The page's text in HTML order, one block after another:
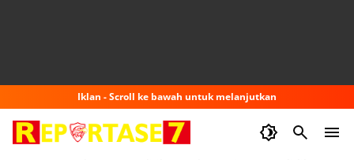
Iklan - Scroll ke bawah untuk melanjutkan